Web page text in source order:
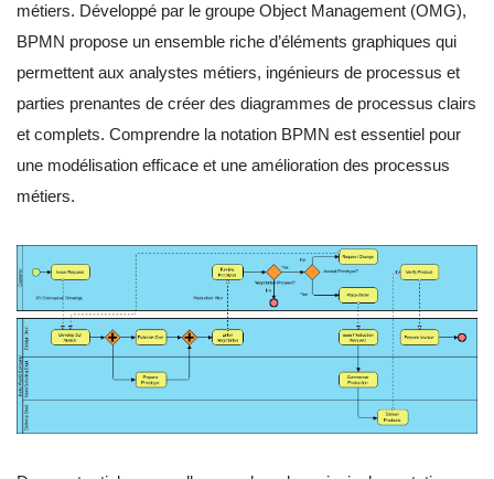
métiers. Développé par le groupe Object Management (OMG),
BPMN propose un ensemble riche d’éléments graphiques qui
permettent aux analystes métiers, ingénieurs de processus et
parties prenantes de créer des diagrammes de processus clairs
et complets. Comprendre la notation BPMN est essentiel pour
une modélisation efficace et une amélioration des processus
métiers.